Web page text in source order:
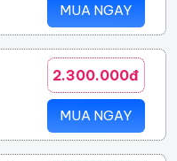
MUA NGAY
2.300.000đ
MUA NGAY